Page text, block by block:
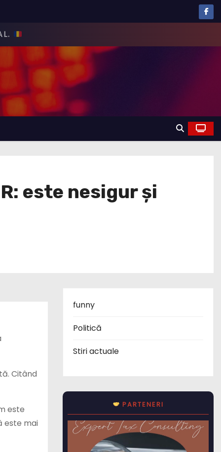
este nesigur și
Citând
este
este mai
funny
Politică
Stiri actuale
PARTENERI